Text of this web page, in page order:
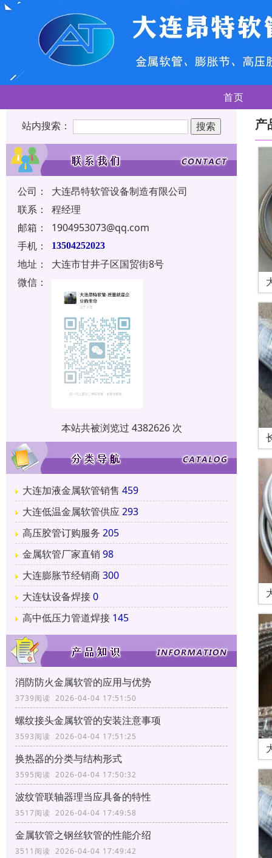
首页
站内搜索：
公司：
大连昂特软管设备制造有限公司
联系：
程经理
邮箱：
1904953073@qq.com
手机：
13504252023
地址：
大连市甘井子区国贸街8号
微信：
本站共被浏览过 4382626 次
大连加液金属软管销售 459
大连低温金属软管供应293
高压胶管订购服务 205
金属软管厂家直销 98
大连膨胀节经销商300
大连钛设备焊接0
高中低压力管道焊接 145
消防防火金属软管的应用与优势
3739阅读 2026-04-04 17:51:50
螺纹接头金属软管的安装注意事项
3593阅读 2026-04-04 17:51:25
换热器的分类与结构形式
3595阅读 2026-04-04 17:50:32
波纹管联轴器理当应具备的特性
3517阅读 2026-04-04 17:49:58
金属软管之钢丝软管的性能介绍
3511阅读 2026-04-04 17:49:42
产